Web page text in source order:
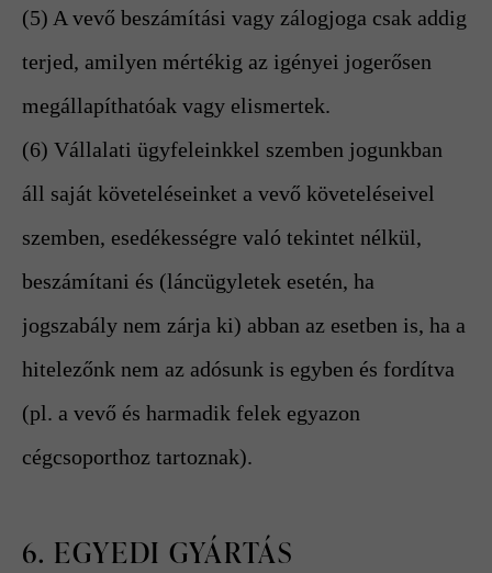
(5) A vevő beszámítási vagy zálogjoga csak addig
terjed, amilyen mértékig az igényei jogerősen
megállapíthatóak vagy elismertek.
(6) Vállalati ügyfeleinkkel szemben jogunkban
áll saját követeléseinket a vevő követeléseivel
szemben, esedékességre való tekintet nélkül,
beszámítani és (láncügyletek esetén, ha
jogszabály nem zárja ki) abban az esetben is, ha a
hitelezőnk nem az adósunk is egyben és fordítva
(pl. a vevő és harmadik felek egyazon
cégcsoporthoz tartoznak).
6. EGYEDI GYÁRTÁS